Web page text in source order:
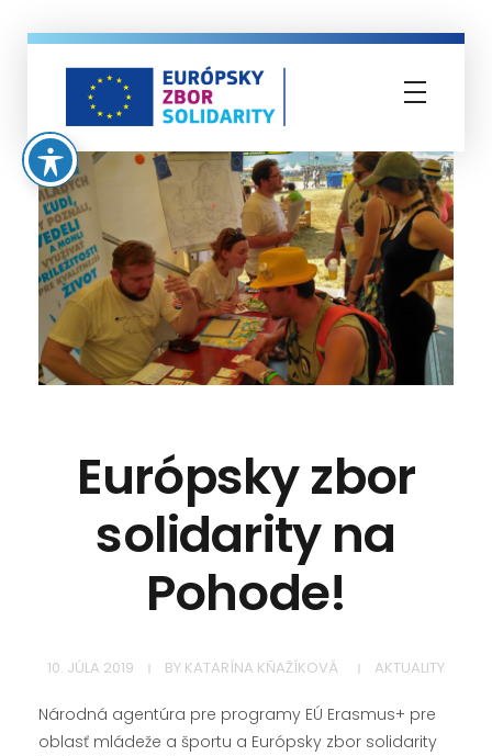
Európsky zbor
solidarity na
Pohode!
10. JÚLA 2019 BY KATARÍNA KŇAŽÍKOVÁ AKTUALITY
Národná agentúra pre programy EÚ Erasmus+ pre
oblasť mládeže a športu a Európsky zbor solidarity